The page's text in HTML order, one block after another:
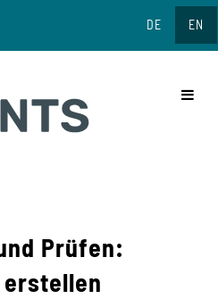
DE EN
Prüfen: